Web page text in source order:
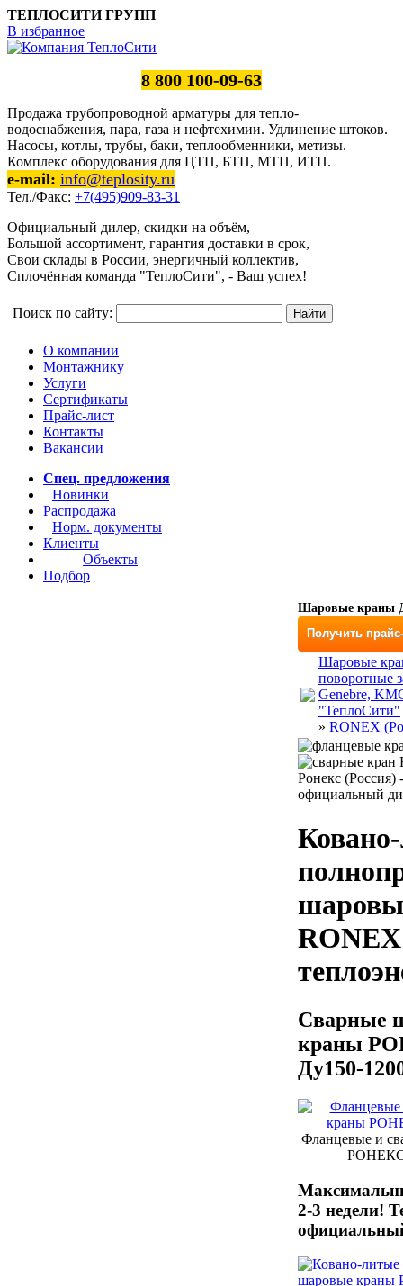
ТЕПЛОСИТИ ГРУПП
В избранное
8 800 100-09-63
Продажа трубопроводной арматуры для тепло-
водоснабжения, пара, газа и нефтехимии. Удлинение штоков.
Насосы, котлы, трубы, баки, теплообменники, метизы.
Комплекс оборудования для ЦТП, БТП, МТП, ИТП.
e-mail: info@teplosity.ru
Тел./Факс: +7(495)909-83-31
Официальный дилер, скидки на объём,
Большой ассортимент, гарантия доставки в срок,
Свои склады в России, энергичный коллектив,
Сплочённая команда "ТеплоСити", - Ваш успех!
Поиск по сайту:
О компании
Монтажнику
Услуги
Сертификаты
Прайс-лист
Контакты
Вакансии
Спец. предложения
Новинки
Распродажа
Норм. документы
Клиенты
Объекты
Подбор
Шаровые краны
Получить
Шаровые
поворотные
Genebre,
"ТеплоСити"
» RONEX
Ронекс
официальный
Сварные
краны
Ду150-
Фланцевые и
РОНЕКС
2-3 недели!